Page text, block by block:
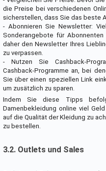
die Preise bei verschiedenen
sicherstellen, dass Sie das beste
- Abonnieren Sie Newsletter:
Sonderangebote für
daher den Newsletter Ihres
zu verpassen.
- Nutzen Sie Cashback-
Cashback-Programme an, bei
Sie über einen speziellen Link
um zusätzlich zu sparen.
Indem Sie diese Tipps
Damenbekleidung online viel
auf die Qualität der Kleidung zu
zu bestellen.
3.2. Outlets und Sales